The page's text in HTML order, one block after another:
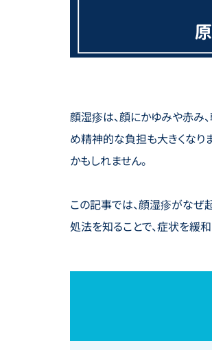
顔湿疹は、顔にかゆみや赤み
め精神的な負担も大きくなり
かもしれません。
この記事では、顔湿疹がなぜ
処法を知ることで、症状を緩